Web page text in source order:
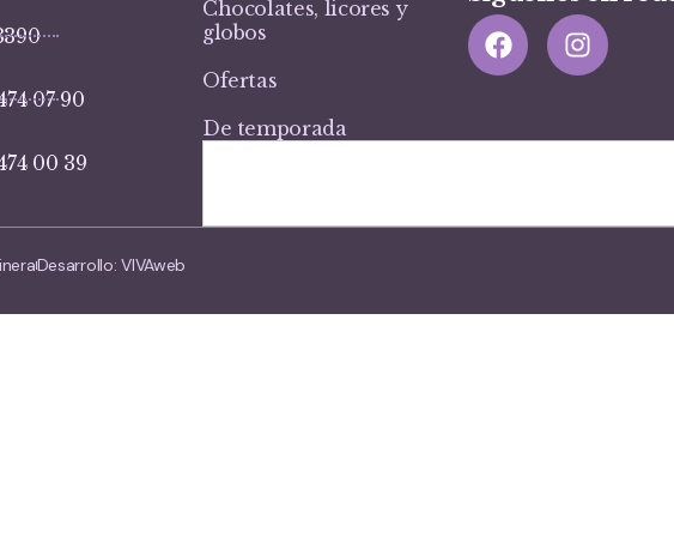
07 90
00 39
Chocolates, licores y
globos
Ofertas
De temporada
Desarrollo: VIVAweb